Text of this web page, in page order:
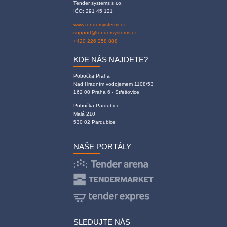
Tender systems s.r.o.
IČO: 291 45 121
www.tendersystems.cz
support@tendersystems.cz
+420 226 258 888
KDE NÁS NAJDETE?
Pobočka Praha
Nad Hradním vodojemem 1108/53
162 00 Praha 6 - Střešovice
Pobočka Pardubice
Malá 210
530 02 Pardubice
NAŠE PORTÁLY
SLEDUJTE NÁS